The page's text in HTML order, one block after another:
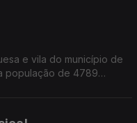
e vila do município de
população de 4789